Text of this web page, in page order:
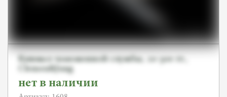
Кинжал таможенной службы, 20-30е гг.,
Clemen&Jung
нет в наличии